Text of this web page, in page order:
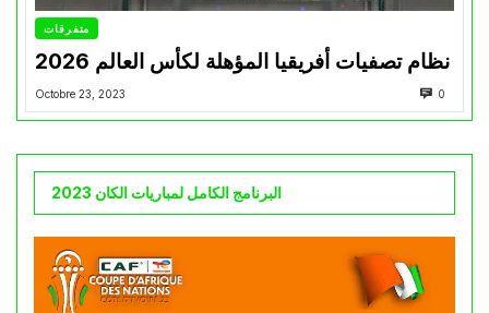
متفرقات
نظام تصفيات أفريقيا المؤهلة لكأس العالم 2026
Octobre 23, 2023 0
البرنامج الكامل لمباريات الكان 2023